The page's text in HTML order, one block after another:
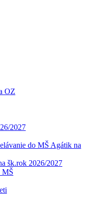
OZ
2027
do MŠ Agátik na
šk.rok 2026/2027
MŠ